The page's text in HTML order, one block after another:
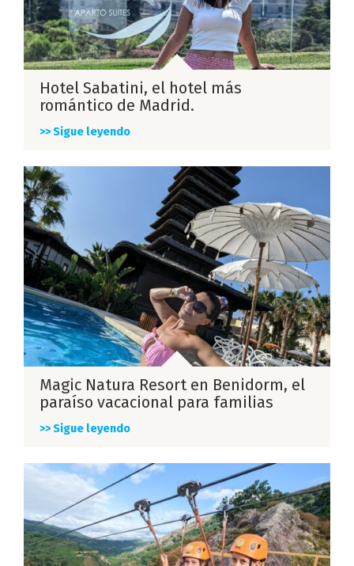
Hotel Sabatini, el hotel más
romántico de Madrid.
>> Sigue leyendo
Magic Natura Resort en Benidorm, el
paraíso vacacional para familias
>> Sigue leyendo